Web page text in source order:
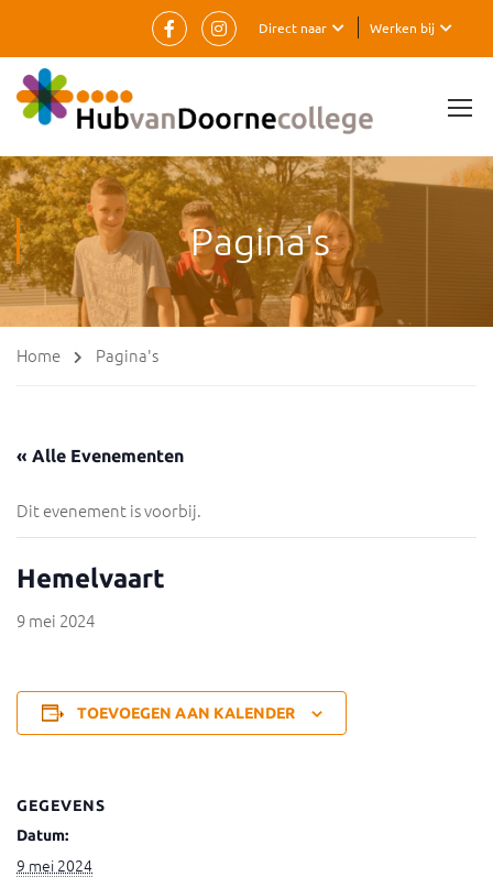
Werken bij
Direct naar
Pagina's
Home Pagina's
« Alle Evenementen
Dit evenement is voorbij.
Hemelvaart
9 mei 2024
TOEVOEGEN AAN KALENDER
GEGEVENS
Datum:
9 mei 2024